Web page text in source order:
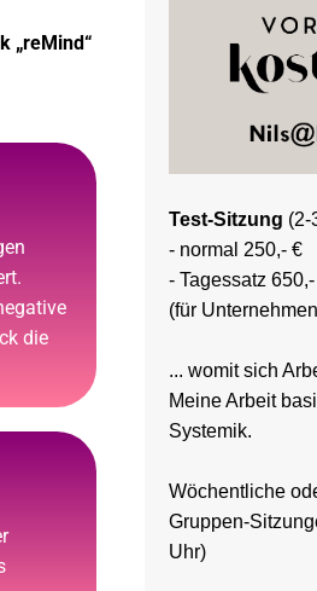
„reMind“
die
Test-Sitzung (2-
- normal 250,- €
- Tagessatz
(für
... womit sich
Meine Arbeit
Systemik.
Wöchentliche
Gruppen-
Uhr)